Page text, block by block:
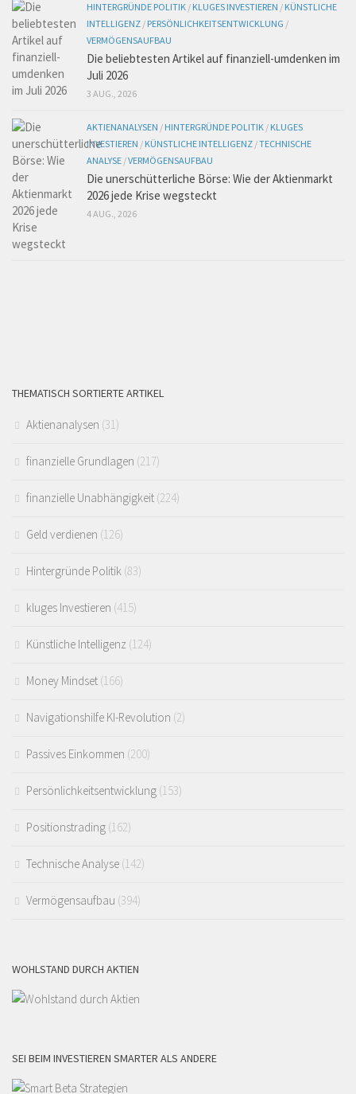
HINTERGRÜNDE POLITIK / KLUGES INVESTIEREN / KÜNSTLICHE
INTELLIGENZ / PERSÖNLICHKEITSENTWICKLUNG /
VERMÖGENSAUFBAU
Die beliebtesten Artikel auf finanziell-umdenken im
Juli 2026
3 AUG., 2026
AKTIENANALYSEN / HINTERGRÜNDE POLITIK / KLUGES
INVESTIEREN / KÜNSTLICHE INTELLIGENZ /TECHNISCHE
ANALYSE /VERMÖGENSAUFBAU
Die unerschütterliche Börse: Wie der Aktienmarkt
2026 jede Krise wegsteckt
4 AUG., 2026
THEMATISCH SORTIERTE ARTIKEL
Aktienanalysen (31)
finanzielle Grundlagen (217)
finanzielle Unabhängigkeit (224)
Geld verdienen (126)
Hintergründe Politik (83)
kluges Investieren (415)
Künstliche Intelligenz (124)
Money Mindset (166)
Navigationshilfe KI-Revolution (2)
Passives Einkommen (200)
Persönlichkeitsentwicklung (153)
Positionstrading (162)
Technische Analyse (142)
Vermögensaufbau (394)
WOHLSTAND DURCH AKTIEN
SEI BEIM INVESTIEREN SMARTER ALS ANDERE